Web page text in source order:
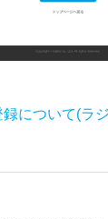
について(ラ